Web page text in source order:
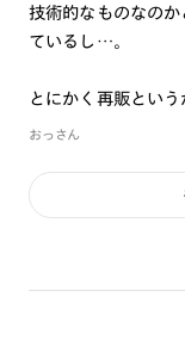
技術的なものなの
ているし…。
とにかく再販という
おっさん